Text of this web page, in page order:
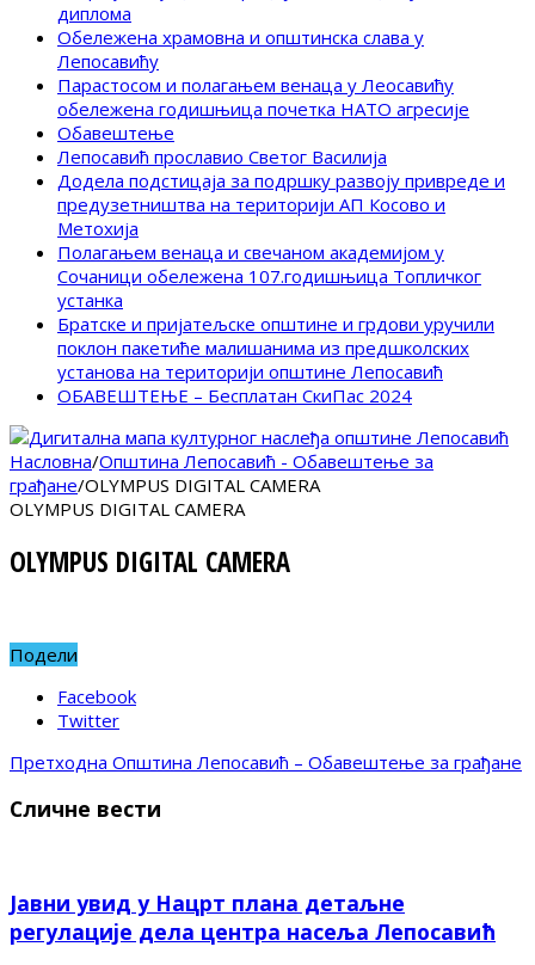
диплома
Обележена храмовна и општинска слава у
Лепосавићу
Парастосом и полагањем венаца у Леосавићу
обележена годишњица почетка НАТО агресије
Обавештење
Лепосавић прославио Светог Василија
Додела подстицаја за подршку развоју привреде и
предузетништва на територији АП Косово и
Метохија
Полагањем венаца и свечаном академијом у
Сочаници обележена 107.годишњица Топличког
устанка
Братске и пријатељске општине и грдови уручили
поклон пакетиће малишанима из предшколских
установа на територији општине Лепосавић
ОБАВЕШТЕЊЕ – Бесплатан СкиПас 2024
Насловна/Општина Лепосавић - Обавештење за
грађане/OLYMPUS DIGITAL CAMERA
OLYMPUS DIGITAL CAMERA
OLYMPUS DIGITAL CAMERA
Подели
Facebook
Twitter
Претходна Општина Лепосавић – Обавештење за грађане
Сличне вести
Јавни увид у Нацрт плана детаљне
регулације дела центра насеља Лепосавић